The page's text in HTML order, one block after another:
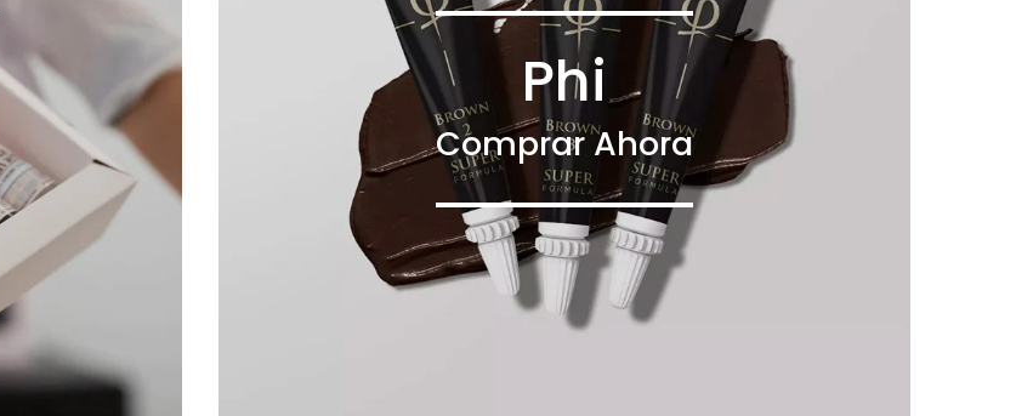
Phi
Comprar Ahora